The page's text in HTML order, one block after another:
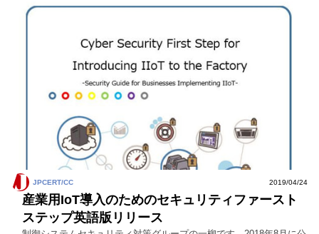
JPCERT/CC 2019/04/24
産業用IoT導入のためのセキュリティファースト
ステップ英語版リリース